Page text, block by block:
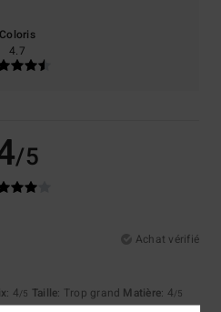
Coloris
4.7
/5
Achat vérifié
: 4/5 Taille: Trop grand Matière: 4/5